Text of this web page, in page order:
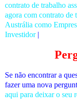
contrato de trabalho
agora com contrato de
Austrália como
Investidor|
Se não encontrar a
fazer uma nova
aqui para deixar o seu